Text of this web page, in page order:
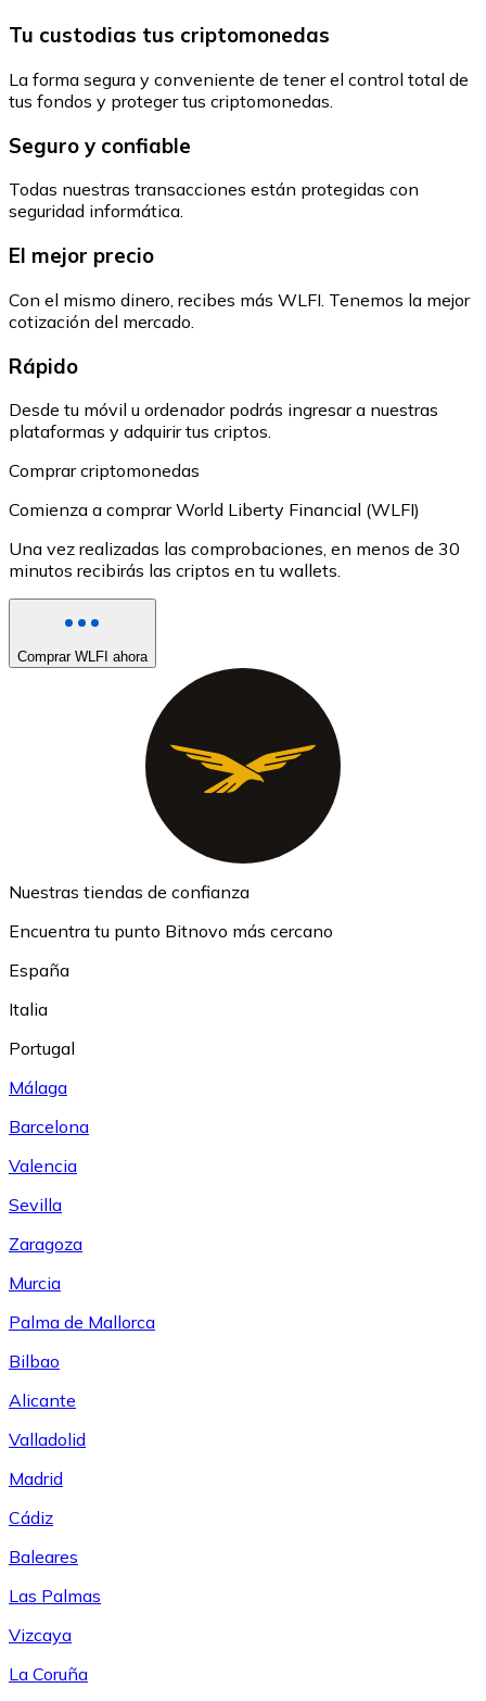
Tu custodias tus criptomonedas
La forma segura y conveniente de tener el control total de
tus fondos y proteger tus criptomonedas.
Seguro y confiable
Todas nuestras transacciones están protegidas con
seguridad informática.
El mejor precio
Con el mismo dinero, recibes más WLFI. Tenemos la mejor
cotización del mercado.
Rápido
Desde tu móvil u ordenador podrás ingresar a nuestras
plataformas y adquirir tus criptos.
Comprar criptomonedas
Comienza a comprar World Liberty Financial (WLFI)
Una vez realizadas las comprobaciones, en menos de 30
minutos recibirás las criptos en tu wallets.
Comprar WLFI ahora
Nuestras tiendas de confianza
Encuentra tu punto Bitnovo más cercano
España
Italia
Portugal
Málaga
Barcelona
Valencia
Sevilla
Zaragoza
Murcia
Palma de Mallorca
Bilbao
Alicante
Valladolid
Madrid
Cádiz
Baleares
Las Palmas
Vizcaya
La Coruña